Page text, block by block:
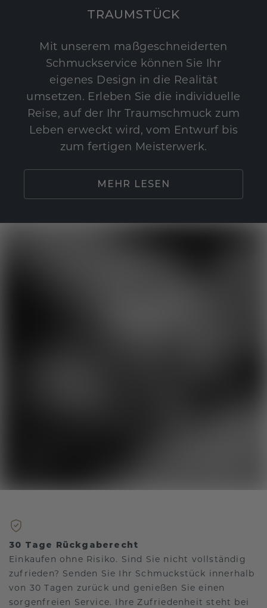
TRAUMSTÜCK
Mit unserem maßgeschneiderten
Schmuckservice können Sie Ihr
eigenes Design in die Realität
umsetzen. Erleben Sie die individuelle
Reise, auf der Ihr Traumschmuck zum
Leben erweckt wird, vom Entwurf bis
zum fertigen Meisterwerk.
MEHR LESEN
30 Tage Rückgaberecht
Einkaufen ohne Risiko. Sind Sie nicht vollständig
zufrieden? Senden Sie Ihr Schmuckstück innerhalb
von 30 Tagen zurück und genießen Sie einen
sorgenfreien Service. Ihre Zufriedenheit steht bei